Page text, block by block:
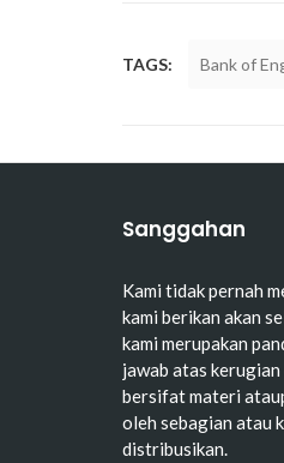
TAGS: Bank of
Sanggahan
Kami tidak pernah
kami berikan akan
kami merupakan
jawab atas
bersifat materi
oleh sebagian atau
distribusikan.